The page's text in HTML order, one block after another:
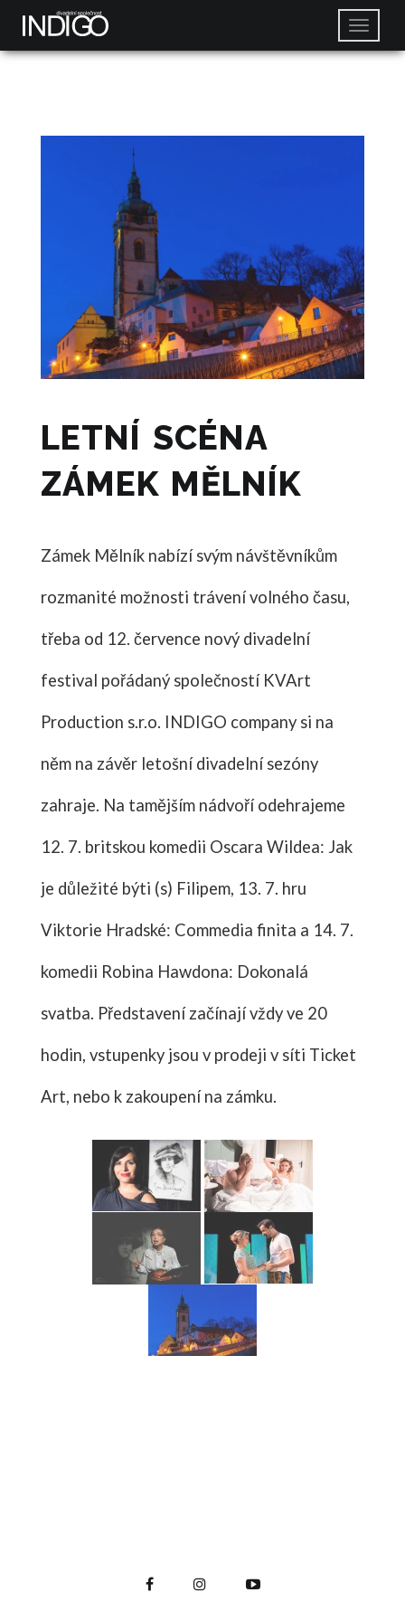
LETNÍ SCÉNA
ZÁMEK MĚLNÍK
Zámek Mělník nabízí svým návštěvníkům
rozmanité možnosti trávení volného času,
třeba od 12. července nový divadelní
festival pořádaný společností KVArt
Production s.r.o. INDIGO company si na
něm na závěr letošní divadelní sezóny
zahraje. Na tamějším nádvoří odehrajeme
12. 7. britskou komedii Oscara Wildea: Jak
je důležité býti (s) Filipem, 13. 7. hru
Viktorie Hradské: Commedia finita a 14. 7.
komedii Robina Hawdona: Dokonalá
svatba. Představení začínají vždy ve 20
hodin, vstupenky jsou v prodeji v síti Ticket
Art, nebo k zakoupení na zámku.